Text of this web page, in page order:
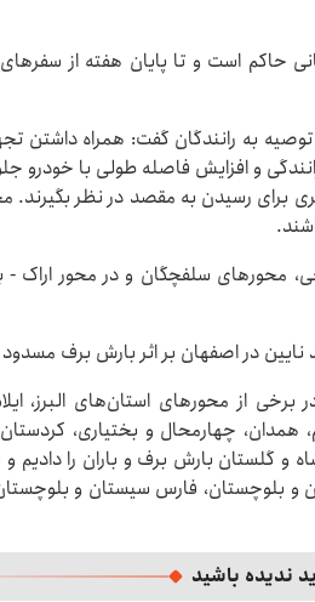
حاکم است و تا پایان هفته از
به رانندگان گفت: همراه داشتن
و افزایش فاصله طولی با خودرو
برای رسیدن به مقصد در نظر بگیرند.
محورهای سلفچگان و در محور اراک -
در اصفهان بر اثر بارش برف
محورهای استان‌های البرز،
چهارمحال و بختیاری،
و گلستان بارش برف و باران را
و بلوچستان، فارس سیستان و
ندیده باشید